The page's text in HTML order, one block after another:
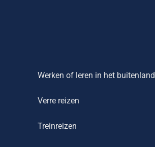
Werken of leren in het buitenland
Verre reizen
Treinreizen